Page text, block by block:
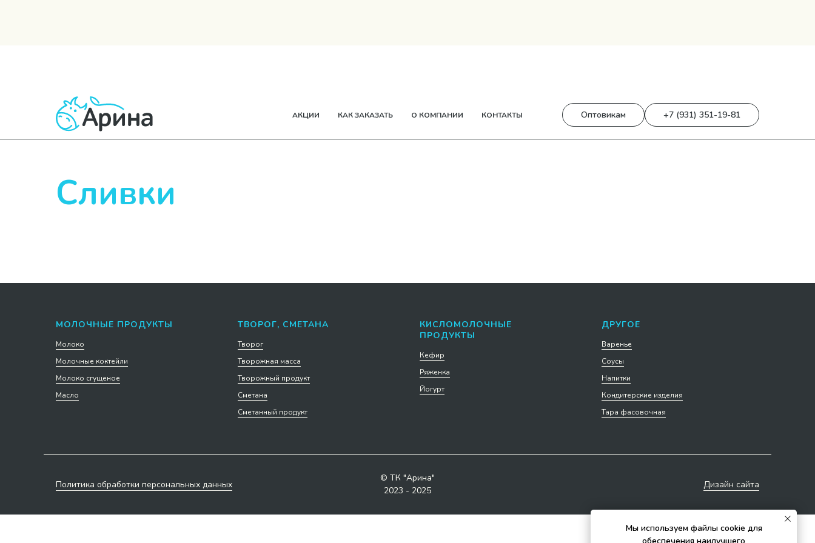
АКЦИИ КАК ЗАКАЗАТЬ О КОМПАНИИ КОНТАКТЫ Оптовикам +7 (931) 351-19-81
Мы используем файлы cookie для
Сливки
МОЛОЧНЫЕ ПРОДУКТЫ
Молоко
Молочные коктейли
Молоко сгущеное
Масло
ТВОРОГ, СМЕТАНА
Творог
Творожная масса
Творожный продукт
Сметана
Сметанный продукт
КИСЛОМОЛОЧНЫЕ
ПРОДУКТЫ
Кефир
Ряженка
Йогурт
ДРУГОЕ
Варенье
Соусы
Напитки
Кондитерские изделия
Тара фасовочная
Политика обработки персональных данных Дизайн сайта
© ТК "Арина"
2023 - 2025